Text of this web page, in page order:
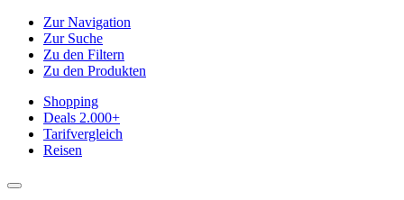
Zur Navigation
Zur Suche
Zu den Filtern
Zu den Produkten
Shopping
Deals 2.000+
Tarifvergleich
Reisen